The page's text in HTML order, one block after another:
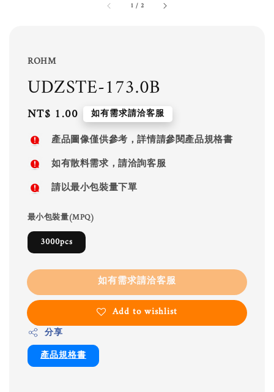
1 / 2
ROHM
UDZSTE-173.0B
Regular
price
NT$ 1.00 如有需求請洽客服
產品圖像僅供參考，詳情請參閱產品規格書
如有散料需求，請洽詢客服
請以最小包裝量下單
最小包裝量(MPQ)
3000pcs
如有需求請洽客服
Add to wishlist
分享
產品規格書